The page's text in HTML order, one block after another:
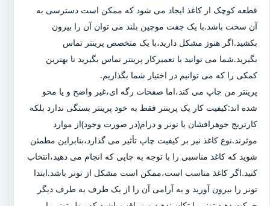
قطعه کوچک از کاغذ ایجاد می شود که ممکن است دسترسی به
آن سخت باشد.با یک جفت موچین بلند می توان آن را بیرون
بکشید.اگر هنوز مشکل دارید،با یک متخصص پرینتر تماس
بگیرید.شما می توانید با تعمیرکار پرینتر تماس بگیرید تا بهترین
کمکی را که می توانیم در اختیار شما بگذاریم.
پرینتر من چاپ می کند،اما صفحات رگه ای،غیر واضح و یا محو
شده اند:کیفیت کار یک پرینتر فقط به خود پرینتر بستگی ندارد بلکه
کارتریج جوهرافشان یا تونر و درام(در صورت وجود)از موارد
موثرند.نوع کاغذ نیز بر کیفیت چاپ تأثیر می گذارد،بنابراین مطمئن
شوید که کاغذ مناسبی را با توجه به چاپی که انجام می دهید،انتخاب
کنید.اگر کاغذ مناسب است،ممکن است مشکل از تونر باشد.ابتدا
تونر را بیرون آورید و به آرامی آن را از یک طرف به طرف دیگر